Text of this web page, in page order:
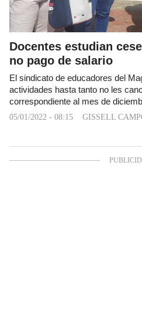
Docentes estudian
no pago de salario
El sindicato de educadores del
actividades hasta tanto no les
correspondiente al mes de
05/01/2022 - 08:15 GISSELL